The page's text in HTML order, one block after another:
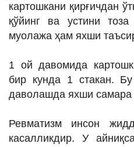
картошкани қирғичдан
қўйинг ва устини
муолажа ҳам яхши
1 ой давомида
бир кунда 1 стакан.
даволашда яхши самара
Ревматизм инсон
касалликдир. У